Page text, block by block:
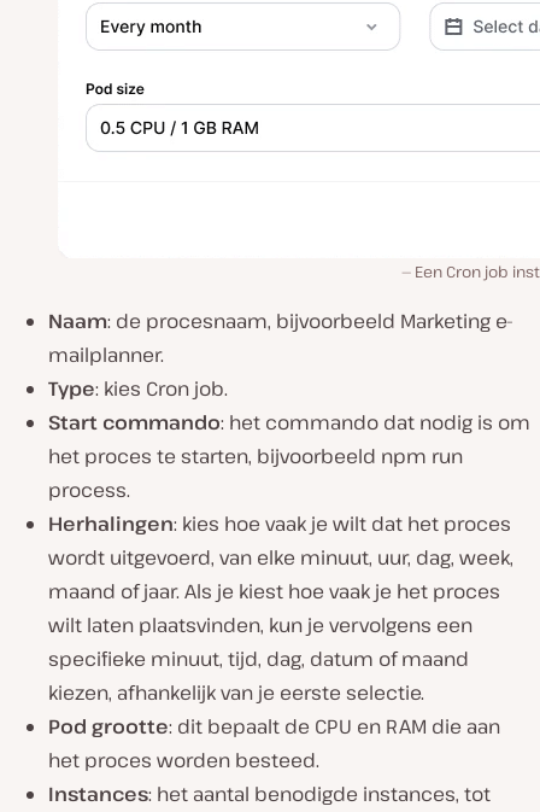
Een Cron job
Naam: de procesnaam, bijvoorbeeld Marketing e-
mailplanner.
Type: kies Cron job.
Start commando: het commando dat nodig is om
het proces te starten, bijvoorbeeld npm run
process.
Herhalingen: kies hoe vaak je wilt dat het proces
wordt uitgevoerd, van elke minuut, uur, dag, week,
maand of jaar. Als je kiest hoe vaak je het proces
wilt laten plaatsvinden, kun je vervolgens een
specifieke minuut, tijd, dag, datum of maand
kiezen, afhankelijk van je eerste selectie.
Pod grootte: dit bepaalt de CPU en RAM die aan
het proces worden besteed.
Instances: het aantal benodigde instances, tot